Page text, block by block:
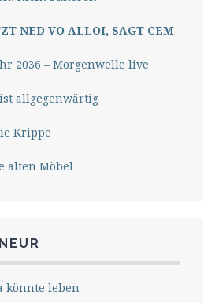
NED VO ALLOI, SAGT CEM
2036 – Morgenwelle live
allgegenwärtig
Krippe
alten Möbel
könnte leben